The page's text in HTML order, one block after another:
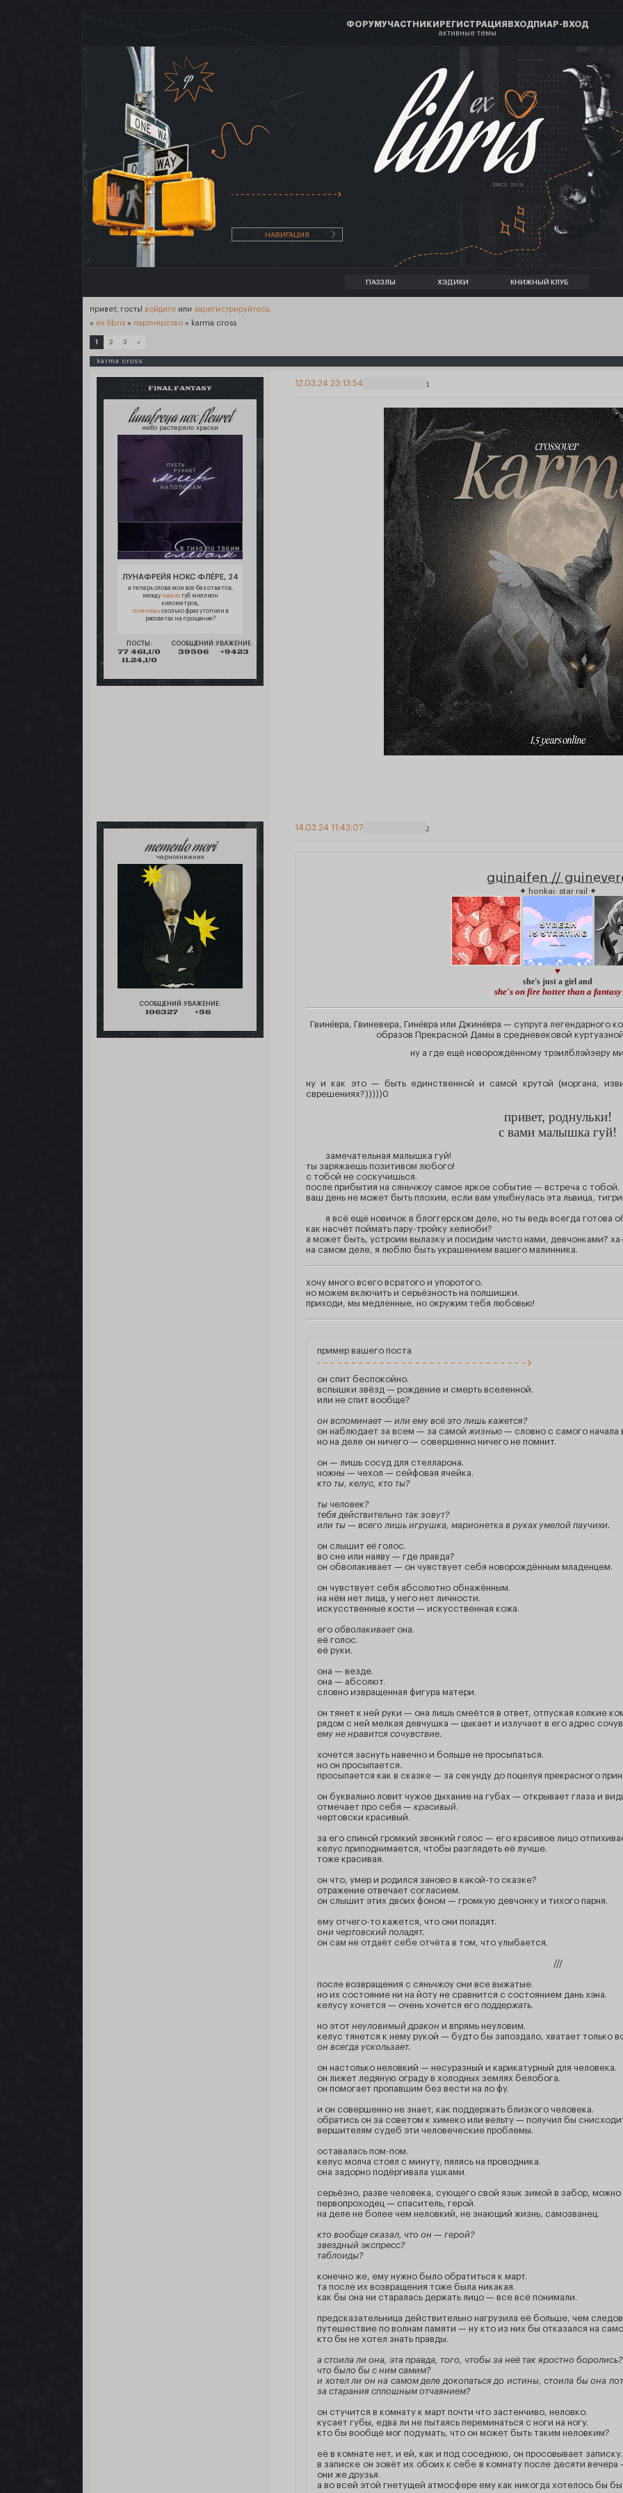
ФОРУМ УЧАСТНИКИ РЕГИСТРАЦИЯ ВХОД ПИАР-ВХОД
активные темы
ex
SINCE 2019
НАВИГАЦИЯ
ПАЗЗЛЫ ХЭДИКИ КНИЖНЫЙ КЛУБ
привет, гость! войдите или зарегистрируйтесь
» ex libris » партнерство » karma cross
1 2 3 »
karma cross
FINAL FANTASY
lunafreya nox fleuret
небо растеряло краски
ЛУНАФРЕЙЯ НОКС ФЛЁРЕ, 24
а теперь слова мои все без ответов,
между нашихгуб миллион
километров,
помнишьсколько фраз утопили в
рассветах на прощание?
ПОСТЫ:
77 461,1/0
11.24,1/0
СООБЩЕНИЙ:
39506
УВАЖЕНИЕ:
+9423
1
12.03.24 23:13:54
memento mori
чернокнижник
СООБЩЕНИЙ:
106327
УВАЖЕНИЕ:
+56
2
14.03.24 11:43:07
guinaifen //
✦ honkai: star rail ✦
♥
she's just a girl and
she's on fire hotter than a fantasy
Гвине́вра, Гвиневера, Гине́вра или Джине́вра — супруга легендарного
образов Прекрасной Дамы в средневековой
ну а где ещё новорождённому трэилблэйзеру
ну и как это — быть единственной и самой крутой (моргана,
сврешениях?)))))0
привет, роднульки!
с вами малышка гуй!
замечательная малышка гуй!
ты заряжаешь позитивом любого!
с тобой не соскучишься.
после прибытия на сяньчжоу самое яркое событие — встреча с тобой.
ваш день не может быть плохим, если вам улыбнулась эта львица,
я всё ещё новичок в блоггерском деле, но ты ведь всегда готова
как насчёт поймать пару-тройку хелиоби?
а может быть, устроим вылазку и посидим чисто нами, девчонками?
на самом деле, я люблю быть украшением вашего малинника.
хочу много всего всратого и упоротого.
но можем включить и серьёзность на полшишки.
приходи, мы медленные, но окружим тебя любовью!
пример вашего поста
он спит беспокойно.
вспышки звёзд — рождение и смерть вселенной.
или не спит вообще?
он вспоминает — или ему всё это лишь кажется?
он наблюдает за всем — за самой жизнью — словно с самого начала
но на деле он ничего — совершенно ничего не помнит.
он — лишь сосуд для стелларона.
ножны — чехол — сейфовая ячейка.
кто ты, келус, кто ты?
ты человек?
тебя действительно так зовут?
или ты — всего лишь игрушка, марионетка в руках умелой паучихи.
он слышит её голос.
во сне или наяву — где правда?
он обволакивает — он чувствует себя новорождённым младенцем.
он чувствует себя абсолютно обнажённым.
на нём нет лица, у него нет личности.
искусственные кости — искусственная кожа.
его обволакивает она.
её голос.
её руки.
она — везде.
она — абсолют.
словно извращенная фигура матери.
он тянет к ней руки — она лишь смеётся в ответ, отпуская колкие
рядом с ней мелкая девчушка — цыкает и излучает в его адрес
ему не нравится сочувствие.
хочется заснуть навечно и больше не просыпаться.
но он просыпается.
просыпается как в сказке — за секунду до поцелуя прекрасного
он буквально ловит чужое дыхание на губах — открывает глаза и
отмечает про себя — красивый.
чертовски красивый.
за его спиной громкий звонкий голос — его красивое лицо
келус приподнимается, чтобы разглядеть её лучше.
тоже красивая.
он что, умер и родился заново в какой-то сказке?
отражение отвечает согласием.
он слышит этих двоих фоном — громкую девчонку и тихого парня.
ему отчего-то кажется, что они поладят.
они чертовский поладят.
он сам не отдаёт себе отчёта в том, что улыбается.
///
после возвращения с сяньчжоу они все выжатые.
но их состояние ни на йоту не сравнится с состоянием дань хэна.
келусу хочется — очень хочется его поддержать.
но этот неуловимый дракон и впрямь неуловим.
келус тянется к нему рукой — будто бы запоздало, хватает только
он всегда ускользает.
он настолько неловкий — несуразный и карикатурный для человека.
он лижет ледяную ограду в холодных землях белобога.
он помогает пропавшим без вести на ло фу.
и он совершенно не знает, как поддержать близкого человека.
обратись он за советом к химеко или вельту — получил бы
вершителям судеб эти человеческие проблемы.
оставалась пом-пом.
келус молча стоял с минуту, пялясь на проводника.
она задорно подёргивала ушками.
серьёзно, разве человека, сующего свой язык зимой в забор,
первопроходец — спаситель, герой.
на деле не более чем неловкий, не знающий жизнь, самозванец.
кто вообще сказал, что он — герой?
звездный экспресс?
таблоиды?
конечно же, ему нужно было обратиться к март.
та после их возвращения тоже была никакая.
как бы она ни старалась держать лицо — все всё понимали.
предсказательница действительно нагрузила её больше, чем
путешествие по волнам памяти — ну кто из них бы отказался на
кто бы не хотел знать правды.
а стоила ли она, эта правда, того, чтобы за неё так яростно боролись?
что было бы с ним самим?
и хотел ли он на самом деле докопаться до истины, стоила бы она
за старания сплошным отчаянием?
он стучится в комнату к март почти что застенчиво, неловко.
кусает губы, едва ли не пытаясь переминаться с ноги на ногу.
кто бы вообще мог подумать, что он может быть таким неловким?
её в комнате нет, и ей, как и под соседнюю, он просовывает записку.
в записке он зовёт их обоих к себе в комнату после десяти
они же друзья.
а во всей этой гнетущей атмосфере ему как никогда хотелось бы